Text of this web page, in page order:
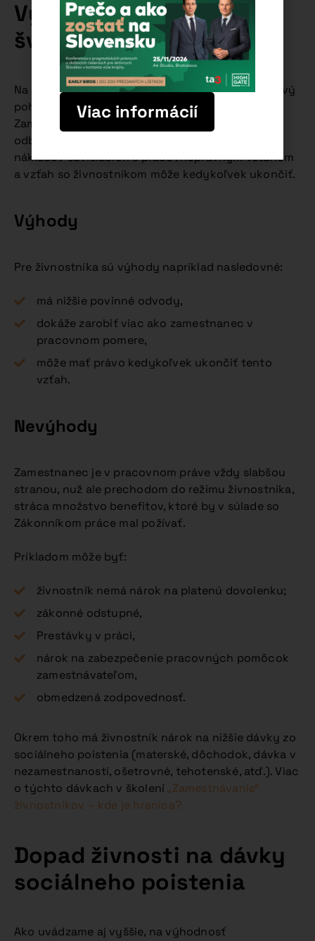
Výhody a nevýhody
švarcsystému
Na začiatok treba uviesť, že švarcsystém je na prvý
pohľad finančne výhodný pre obe strany.
Zamestnávateľ neplatí povinné odvody, je
odbremenený od administratívnych činností,
nákladov súvisiacich s pracovnoprávnym vzťahom
a vzťah so živnostníkom môže kedykoľvek ukončiť.
Výhody
Pre živnostníka sú výhody napríklad nasledovné:
má nižšie povinné odvody,
dokáže zarobiť viac ako zamestnanec v
pracovnom pomere,
môže mať právo kedykoľvek ukončiť tento
vzťah.
Nevýhody
Zamestnanec je v pracovnom práve vždy slabšou
stranou, nuž ale prechodom do režimu živnostníka,
stráca množstvo benefitov, ktoré by v súlade so
Zákonníkom práce mal požívať.
Príkladom môže byť:
živnostník nemá nárok na platenú dovolenku;
zákonné odstupné,
Prestávky v práci,
nárok na zabezpečenie pracovných pomôcok
zamestnávateľom,
obmedzená zodpovednosť.
Okrem toho má živnostník nárok na nižšie dávky zo
sociálneho poistenia (materské, dôchodok, dávka v
nezamestnanosti, ošetrovné, tehotenské, atď.). Viac
o týchto dávkach v školení„Zamestnávanie“
živnostníkov – kde je hranica?
Dopad živnosti na dávky
sociálneho poistenia
Ako uvádzame aj vyššie, na výhodnosť
Viac informácií